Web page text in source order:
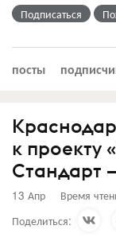
Подписаться
посты
к проекту
Стандарт
13 Апр Время
Поделиться: